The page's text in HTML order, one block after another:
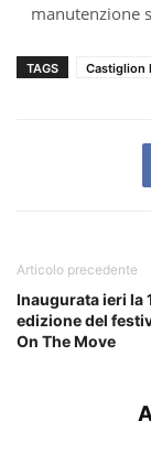
manutenzione
TAGS Castiglion
Articolo precedente
Inaugurata ieri la
edizione del
On The Move